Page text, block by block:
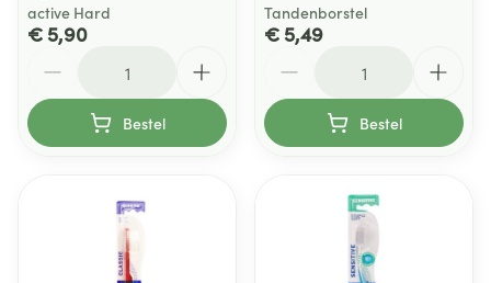
active Hard
€ 5,90
Bestel
Tandenborstel
€ 5,49
Bestel